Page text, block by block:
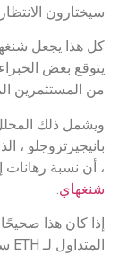
سيختارون
من المستثمرين
ويشمل ذلك
بانيجيرتزوجلو ،
، أن نسبة رهانات إيثريوم
شنغهاي